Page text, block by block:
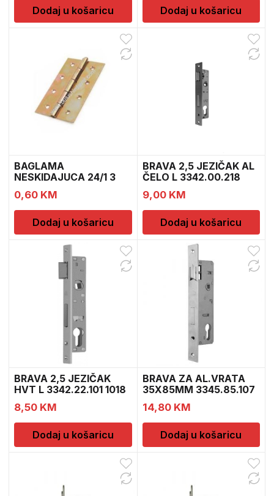
Dodaj u košaricu Dodaj u košaricu
BAGLAMA
NESKIDAJUCA 24/1 3
BMX-1672 RB 7
0,60 KM
Dodaj u košaricu
BRAVA 2,5 JEZIČAK AL
ČELO L 3342.00.218
9,00 KM
Dodaj u košaricu
BRAVA 2,5 JEZIČAK
HVT L 3342.22.101 1018
8,50 KM
Dodaj u košaricu
BRAVA ZA AL.VRATA
35X85MM 3345.85.107
14,80 KM
Dodaj u košaricu